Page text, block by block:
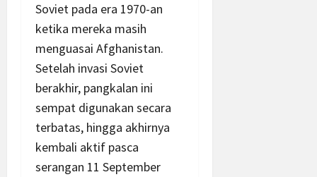
Soviet pada era 1970-an
ketika mereka masih
menguasai Afghanistan.
Setelah invasi Soviet
berakhir, pangkalan ini
sempat digunakan secara
terbatas, hingga akhirnya
kembali aktif pasca
serangan 11 September